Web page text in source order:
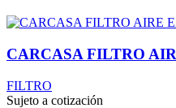
CARCASA FILTRO
FILTRO
Sujeto a cotización